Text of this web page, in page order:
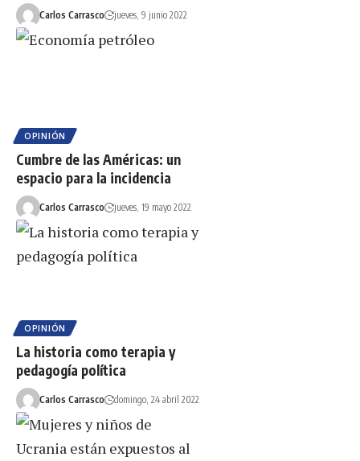
Carlos Carrasco jueves, 9 junio 2022
OPINIÓN
Cumbre de las Américas: un
espacio para la incidencia
Carlos Carrasco jueves, 19 mayo 2022
OPINIÓN
La historia como terapia y
pedagogía política
Carlos Carrasco domingo, 24 abril 2022